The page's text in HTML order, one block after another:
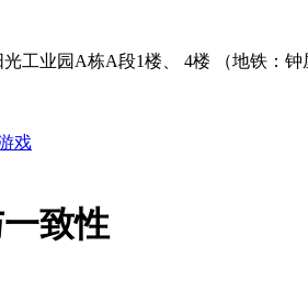
工业园A栋A段1楼、 4楼 （地铁：钟
戏
致性